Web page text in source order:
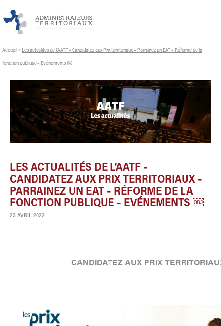
Accueil » Les actualités de l’AATF – Candidatez aux Prix territoriaux – Parrainez un EAT – Réforme de la
fonction publique – Evénements ￼
LES ACTUALITÉS DE L’AATF –
CANDIDATEZ AUX PRIX TERRITORIAUX –
PARRAINEZ UN EAT – RÉFORME DE LA
FONCTION PUBLIQUE – EVÉNEMENTS ￼
23 AVRIL 2022
CANDIDATEZ AUX PRIX